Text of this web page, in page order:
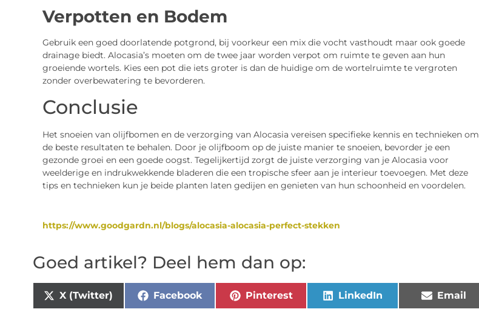
Verpotten en Bodem
Gebruik een goed doorlatende potgrond, bij voorkeur een mix die vocht vasthoudt maar ook goede
drainage biedt. Alocasia’s moeten om de twee jaar worden verpot om ruimte te geven aan hun
groeiende wortels. Kies een pot die iets groter is dan de huidige om de wortelruimte te vergroten
zonder overbewatering te bevorderen.
Conclusie
Het snoeien van olijfbomen en de verzorging van Alocasia vereisen specifieke kennis en technieken om
de beste resultaten te behalen. Door je olijfboom op de juiste manier te snoeien, bevorder je een
gezonde groei en een goede oogst. Tegelijkertijd zorgt de juiste verzorging van je Alocasia voor
weelderige en indrukwekkende bladeren die een tropische sfeer aan je interieur toevoegen. Met deze
tips en technieken kun je beide planten laten gedijen en genieten van hun schoonheid en voordelen.
https://www.goodgardn.nl/blogs/alocasia-alocasia-perfect-stekken
Goed artikel? Deel hem dan op:
X (Twitter) Facebook Pinterest LinkedIn Email